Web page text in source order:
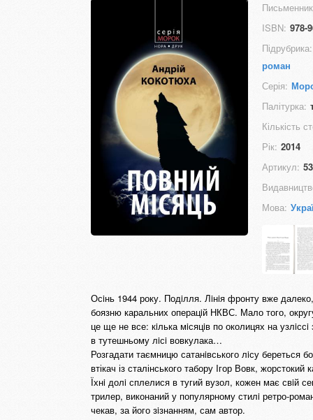
ISBN: 978-
Підрубрика:
роман
Серія:
Палітурка:
Кількість
Рік: 2014
Артикул:
Мова:
Осiнь 1944 року. Подiлля. Лiнiя фронту вже
боязню каральних операцiй НКВС. Мало того,
це ще не все: кiлька мiсяцiв по околицях на
в тутешньому лiсi вовкулака…
Розгадати таємницю сатанiвського лiсу береться
втікач із сталінського табору Iгор Вовк,
Їхнi долi сплелися в тугий вузол, кожен має свiй
трилер, виконаний у популярному стилi ретро-
чекав, за його зiзнанням, сам автор.